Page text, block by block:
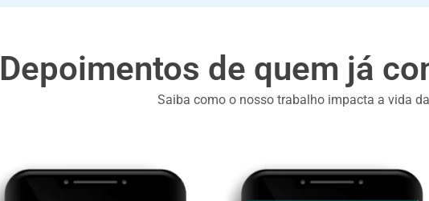
Depoimentos de quem já
Saiba como o nosso trabalho impacta a vida